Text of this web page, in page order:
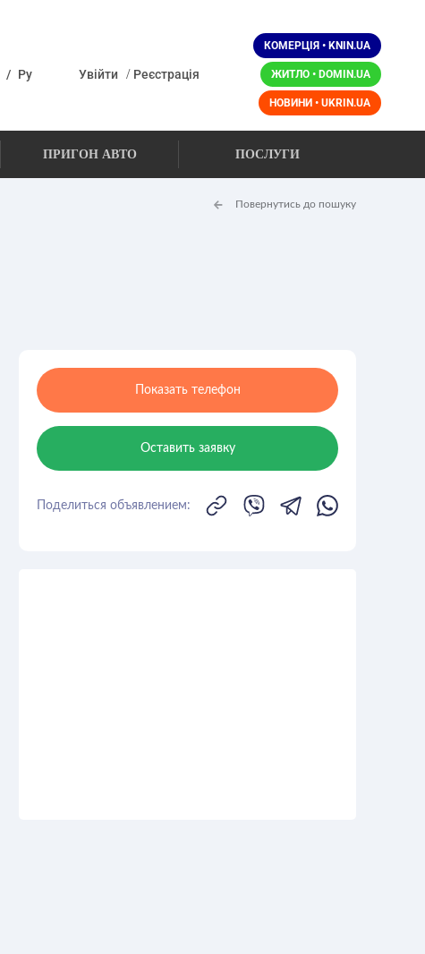
/ Ру Увійти / Реєстрація
КОМЕРЦІЯ • KNIN.UA
ЖИТЛО • DOMIN.UA
НОВИНИ • UKRIN.UA
ПРИГОН АВТО ПОСЛУГИ
Повернутись до пошуку
Показать телефон
Оставить заявку
Поделиться объявлением: